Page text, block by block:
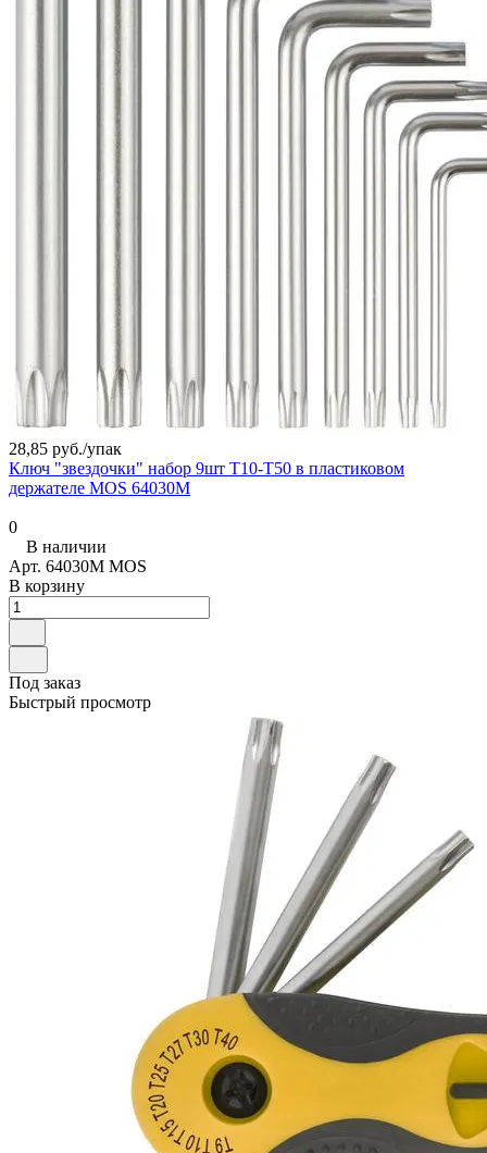
28,85 руб./упак
Ключ "звездочки" набор 9шт T10-T50 в пластиковом
держателе MOS 64030М
0
В наличии
Арт. 64030М MOS
В корзину
Под заказ
Быстрый просмотр